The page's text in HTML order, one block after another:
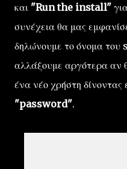
και "Run the install"
συνέχεια θα μας
δηλώνουμε το όνομα
αλλάξουμε αργότερα αν
ένα νέο χρήστη δίνοντας
"password".